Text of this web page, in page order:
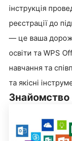
інструкція
реєстрації до
— це ваша
освіти та WPS
навчання та
та якісні
Знайомство